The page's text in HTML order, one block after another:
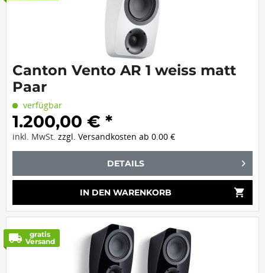
Canton Vento AR 1 weiss matt
Paar
verfügbar
1.200,00 € *
inkl. MwSt.zzgl. Versandkosten ab 0.00 €
DETAILS
IN DEN WARENKORB shopping_cart
local_shipping
gratis
Versand